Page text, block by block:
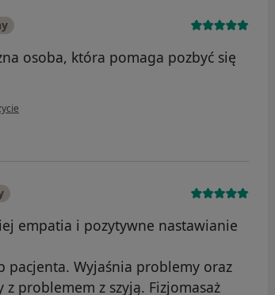
osoba, która pomaga pozbyć się
Ewa
empatia i pozytywne nastawianie
pacjenta. Wyjaśnia problemy oraz
z problemem z szyją. Fizjomasaż